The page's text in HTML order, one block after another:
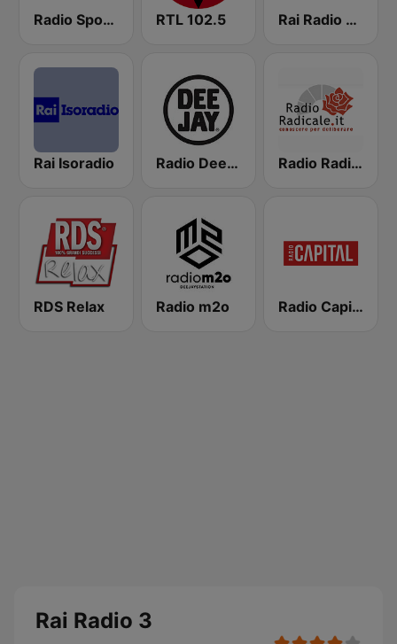
Radio Sportiva RTL 102.5 Rai Radio 1 Sport
Rai Isoradio Radio Deejay Radio Radicale
RDS Relax Radio m2o Radio Capital
Rai Radio 3